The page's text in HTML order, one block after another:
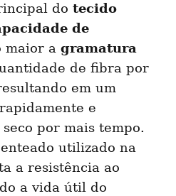
do tecido
de
maior a gramatura
de fibra por
em um
e
por mais tempo.
utilizado na
a resistência ao
a vida útil do